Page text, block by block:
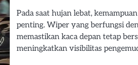
Pada saat hujan lebat,
penting. Wiper yang berfungsi
memastikan kaca depan tetap
meningkatkan visibilitas